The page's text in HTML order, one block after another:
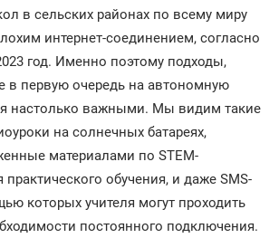
в сельских районах по всему миру
интернет-соединением, согласно
год. Именно поэтому подходы,
в первую очередь на автономную
настолько важными. Мы видим такие
на солнечных батареях,
материалами по STEM-
обучения, и даже SMS-
которых учителя могут проходить
постоянного подключения.